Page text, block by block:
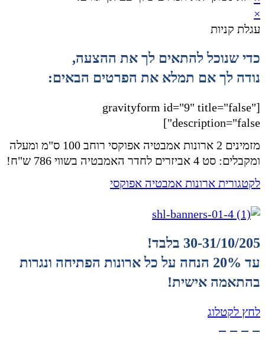
×
עגלת קניות
כדי שנוכל להתאים לך את ההצעה,
נודה לך אם תמלא את הפרטים הבאים:
[gravityform id="9" title="false"
description="false"]
מזמינים 2 ארונות אמבטיה אפוקסי רוחב 100 ס"מ ומעלה
ומקבלים: סט 4 אביזרים לחדר האמבטיה בשווי 786 ש"ח!
לקטגורית ארונות אמבטיה אפוקסי
30-31/10/205 בלבד!
עד 20% הנחה על כל ארונות הפתיחה ונגרות
בהתאמה אישית!
לחץ לקטלוג